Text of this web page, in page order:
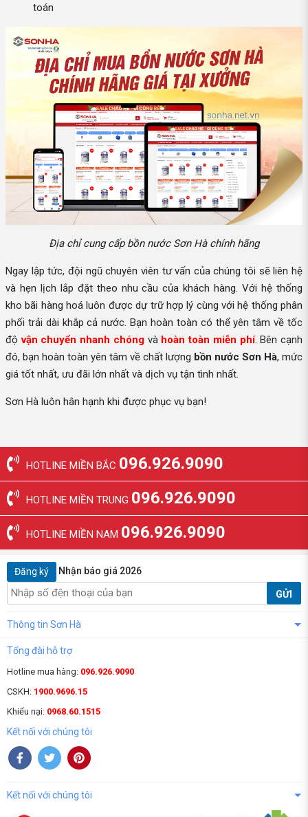
toán
Địa chỉ cung cấp bồn nước Sơn Hà chính hãng
Ngay lập tức, đội ngũ chuyên viên tư vấn của chúng tôi sẽ liên hệ
và hẹn lịch lắp đặt theo nhu cầu của khách hàng. Với hệ thống
kho bãi hàng hoá luôn được dự trữ hợp lý cùng với hệ thống phân
phối trải dài khắp cả nước. Bạn hoàn toàn có thể yên tâm về tốc
độvận chuyển nhanh chóngvà hoàn toàn miễn phí. Bên cạnh
đó, bạn hoàn toàn yên tâm về chất lượng bồn nước Sơn Hà, mức
giá tốt nhất, ưu đãi lớn nhất và dịch vụ tận tình nhất.
Sơn Hà luôn hân hạnh khi được phục vụ bạn!
HOTLINE MIỀN BẮC 096.926.9090
HOTLINE MIỀN TRUNG 096.926.9090
HOTLINE MIỀN NAM 096.926.9090
Đăng ký Nhận báo giá 2026
GỬI
Thông tin Sơn Hà
Tổng đài hỗ trợ
Hotline mua hàng: 096.926.9090
CSKH: 1900.9696.15
Khiếu nại: 0968.60.1515
Kết nối với chúng tôi
Kết nối với chúng tôi